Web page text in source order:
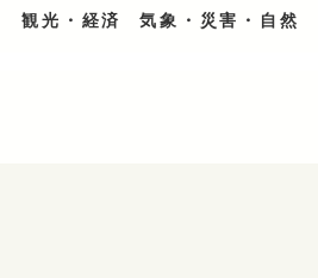
観光・経済 気象・災害・自然